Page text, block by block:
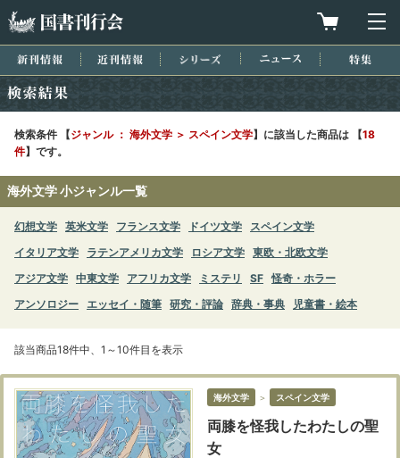
買物カゴを
新刊情報 近刊情報 シリーズ ニュース
検索条件 【ジャンル ： 海外文学 ＞ スペイン文学】に該当した商品は 【18
件】です。
海外文学 小ジャンル一覧
幻想文学 英米文学 フランス文学 ドイツ文学
スペイン文学
イタリア文学
ラテンアメリカ文学 ロシア文学 東欧・北欧文学
アジア文学 中東文学 アフリカ文学 ミステリ SF 怪奇・ホラー
アンソロジー
エッセイ・随筆 研究・評論 辞典・事典 児童書・絵本
該当商品18件中、1～10件目を表示
海外文学 ＞ スペイン文学
両膝を怪我したわたしの聖
女